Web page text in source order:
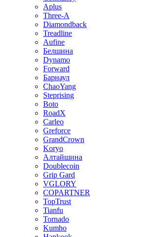
Aplus
Three-A
Diamondback
Treadline
Aufine
Белшина
Dynamo
Forward
Барнаул
ChaoYang
Steprising
Boto
RoadX
Carleo
Greforce
GrandCrown
Koryo
Алтайшина
Doublecoin
Grip Gard
VGLORY
COPARTNER
TopTrust
Tianfu
Tornado
Kumho